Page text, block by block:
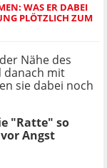
WAS ER DABEI
PLÖTZLICH ZUM
Nähe des
danach mit
sie dabei noch
"Ratte" so
Angst